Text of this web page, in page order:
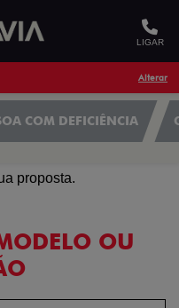
LIGAR
Alterar
COM DEFICIÊNCIA
proposta.
OU